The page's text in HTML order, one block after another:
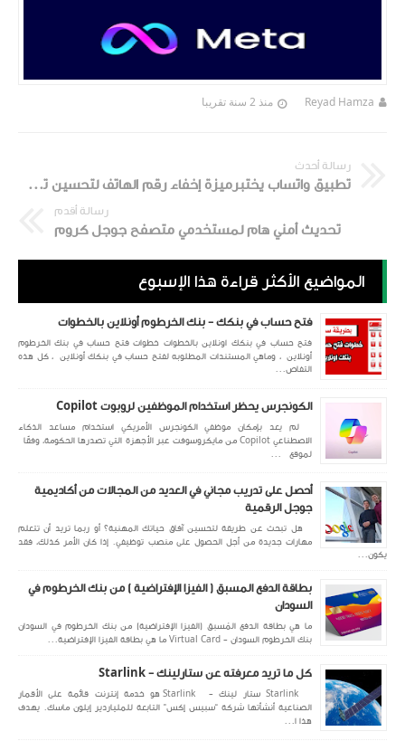
Reyad Hamza منذ 2 سنة تقريبا
رسالة أحدث
تطبيق واتساب يختبرميزة إخفاء رقم الهاتف لتحسين تجربة المستخدمين
رسالة أقدم
تحديث أمني هام لمستخدمي متصفح جوجل كروم
المواضيع الأكثر قراءة هذا الإسبوع
فتح حساب في بنكك - بنك الخرطوم أونلاين بالخطوات
فتح حساب في بنكك اونلاين بالخطوات خطوات فتح حساب في بنك الخرطوم
أونلاين ، وماهي المستندات المطلوبه لفتح حساب في بنكك أونلاين ، كل هذه
التفاص...
الكونجرس يحظر استخدام الموظفين لروبوت Copilot
لم يعد بإمكان موظفي الكونجرس الأمريكي استخدام مساعد الذكاء
الاصطناعي Copilot من مايكروسوفت عبر الأجهزة التي تصدرها الحكومة، وفقًا
لموقع ...
أحصل على تدريب مجاني في العديد من المجالات من أكاديمية
جوجل الرقمية
هل تبحث عن طريقة لتحسين آفاق حياتك المهنية؟ أو ربما تريد أن تتعلم
مهارات جديدة من أجل الحصول على منصب توظيفي. إذا كان الأمر كذلك، فقد
يكون...
بطاقة الدفع المسبق ( الفيزا الإفتراضية ) من بنك الخرطوم في
السودان
ما هي بطاقة الدفع المُسبق (الفيزا الإفتراضية) من بنك الخرطوم في السودان
بنك الخرطوم السودان - Virtual Card ما هي بطاقة الفيزا الإفتراضية...
كل ما تريد معرفته عن ستارلينك - Starlink
Starlink ستار لينك - Starlink هو خدمة إنترنت قائمة على الأقمار
الصناعية أنشأتها شركة “سبيس إكس” التابعة للملياردير إيلون ماسك. يهدف
هذا ا...